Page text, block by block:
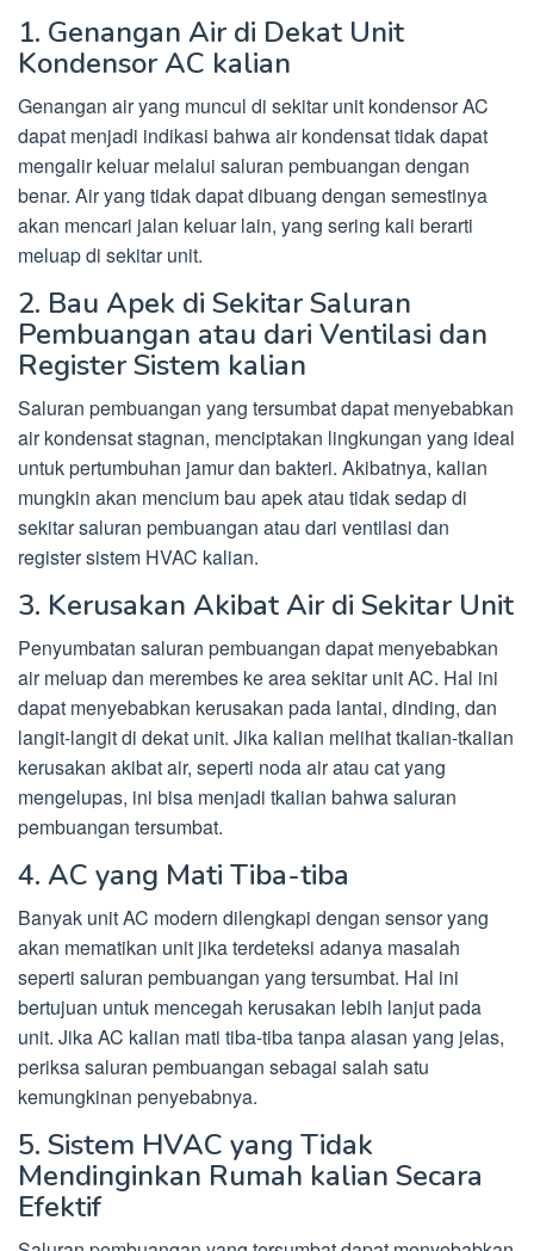
1. Genangan Air di Dekat Unit
Kondensor AC kalian
Genangan air yang muncul di sekitar unit kondensor AC
dapat menjadi indikasi bahwa air kondensat tidak dapat
mengalir keluar melalui saluran pembuangan dengan
benar. Air yang tidak dapat dibuang dengan semestinya
akan mencari jalan keluar lain, yang sering kali berarti
meluap di sekitar unit.
2. Bau Apek di Sekitar Saluran
Pembuangan atau dari Ventilasi dan
Register Sistem kalian
Saluran pembuangan yang tersumbat dapat menyebabkan
air kondensat stagnan, menciptakan lingkungan yang ideal
untuk pertumbuhan jamur dan bakteri. Akibatnya, kalian
mungkin akan mencium bau apek atau tidak sedap di
sekitar saluran pembuangan atau dari ventilasi dan
register sistem HVAC kalian.
3. Kerusakan Akibat Air di Sekitar Unit
Penyumbatan saluran pembuangan dapat menyebabkan
air meluap dan merembes ke area sekitar unit AC. Hal ini
dapat menyebabkan kerusakan pada lantai, dinding, dan
langit-langit di dekat unit. Jika kalian melihat tkalian-tkalian
kerusakan akibat air, seperti noda air atau cat yang
mengelupas, ini bisa menjadi tkalian bahwa saluran
pembuangan tersumbat.
4. AC yang Mati Tiba-tiba
Banyak unit AC modern dilengkapi dengan sensor yang
akan mematikan unit jika terdeteksi adanya masalah
seperti saluran pembuangan yang tersumbat. Hal ini
bertujuan untuk mencegah kerusakan lebih lanjut pada
unit. Jika AC kalian mati tiba-tiba tanpa alasan yang jelas,
periksa saluran pembuangan sebagai salah satu
kemungkinan penyebabnya.
5. Sistem HVAC yang Tidak
Mendinginkan Rumah kalian Secara
Efektif